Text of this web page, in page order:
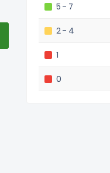
5 - 7
2 - 4
1
0